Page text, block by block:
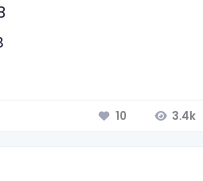
10 3.4k